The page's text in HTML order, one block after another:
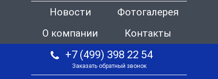
Новости
Фотогалерея
О компании
Контакты
+7 (499) 398 22 54
Заказать обратный звонок